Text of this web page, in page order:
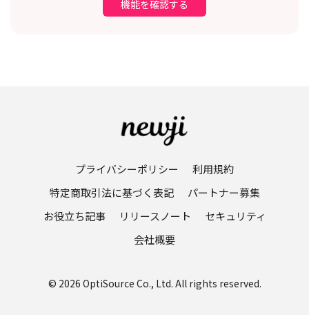
機能を確認する
プライバシーポリシー
利用規約
特定商取引法に基づく表記
パートナー募集
お役立ち記事
リリースノート
セキュリティ
会社概要
© 2026 OptiSource Co., Ltd. All rights reserved.